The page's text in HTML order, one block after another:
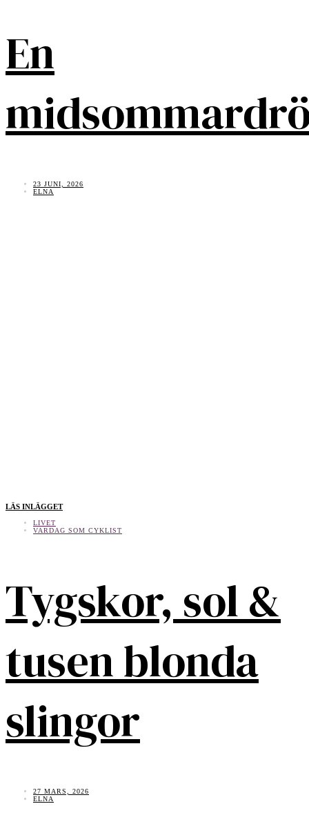
En
23 JUNI, 2026
ELNA
LÄS INLÄGGET
LIVET
VARDAG SOM CYKLIST
Tygskor, sol &
tusen blonda
slingor
27 MARS, 2026
ELNA